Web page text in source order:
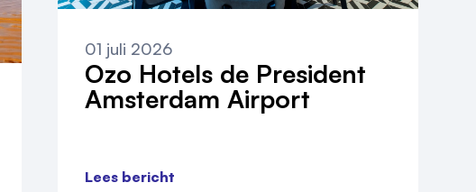
01 juli 2026
Ozo Hotels de President
Amsterdam Airport
Lees bericht